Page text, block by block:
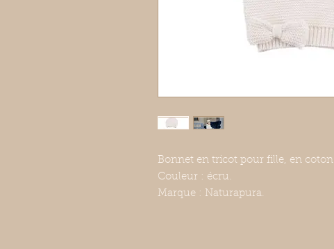
Bonnet en tricot pour fille, en
Couleur : écru.
Marque : Naturapura.